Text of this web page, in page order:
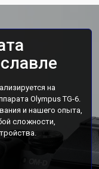
на
Olympus TG-6.
и нашего опыта,
сложности,